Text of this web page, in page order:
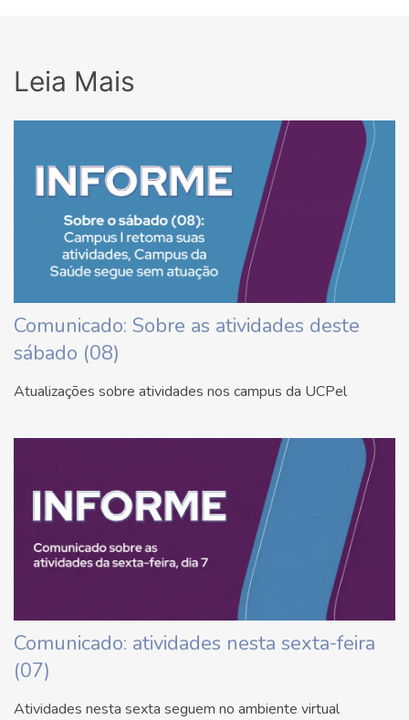
Leia Mais
Comunicado: Sobre as atividades deste
sábado (08)
Atualizações sobre atividades nos campus da UCPel
Comunicado: atividades nesta sexta-feira
(07)
Atividades nesta sexta seguem no ambiente virtual